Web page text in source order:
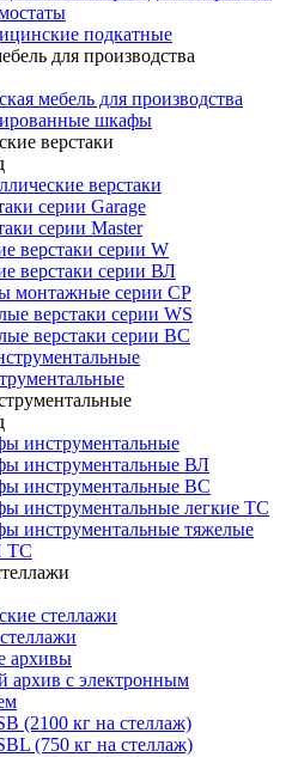
подкатные
для производства
мебель для производства
шкафы
верстаки
верстаки
серии Garage
серии Master
верстаки серии W
верстаки серии ВЛ
монтажные серии СР
верстаки серии WS
верстаки серии ВС
инструментальные
инструментальные ВЛ
инструментальные ВС
инструментальные легкие ТС
инструментальные тяжелые
TC
стеллажи
архивы
архив с электронным
(2100 кг на стеллаж)
(750 кг на стеллаж)